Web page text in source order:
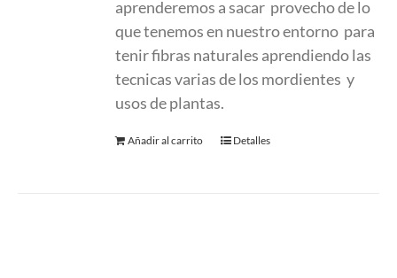
280.00 €.190.00 €.
aprenderemos a sacar provecho de lo
que tenemos en nuestro entorno para
tenir fibras naturales aprendiendo las
tecnicas varias de los mordientes y
usos de plantas.
Añadir al carrito Detalles